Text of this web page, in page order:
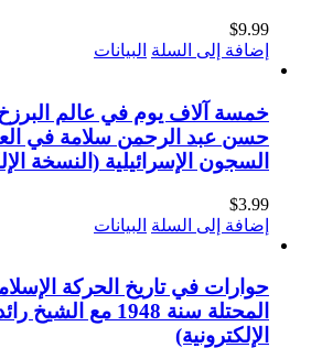
$9.99
إضافة إلى السلة البيانات
خمسة آلاف يوم في عالم
حسن عبد الرحمن سلامة في
السجون الإسرائيلية (النسخة
$3.99
إضافة إلى السلة البيانات
حوارات في تاريخ الحركة
المحتلة سنة 1948
الإلكترونية)